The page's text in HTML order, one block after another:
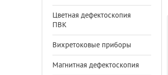
Цветная дефектоскопия
ПВК
Вихретоковые приборы
Магнитная дефектоскопия